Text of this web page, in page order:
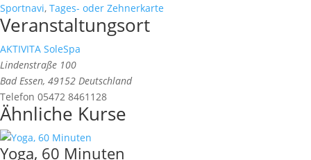
Sportnavi, Tages- oder Zehnerkarte
Veranstaltungsort
AKTIVITA SoleSpa
Lindenstraße 100
Bad Essen, 49152 Deutschland
Telefon 05472 8461128
Ähnliche Kurse
Yoga, 60 Minuten